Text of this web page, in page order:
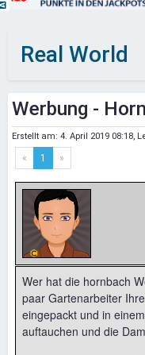
Real World
Werbung -
Erstellt am: 4. April 2019 08:18,
« 1 »
Wer hat die hornbach
paar Gartenarbeiter
eingepackt und in
auftauchen und die